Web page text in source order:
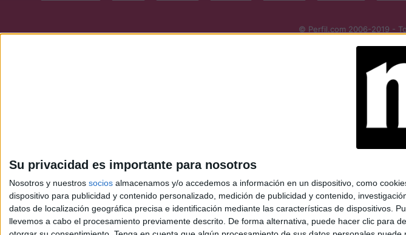
Su privacidad es importante para nosotros
Nosotros y nuestros socios almacenamos y/o accedemos a información en un dispositivo, como
dispositivo para publicidad y contenido personalizado, medición de publicidad y contenido,
datos de localización geográfica precisa e identificación mediante las características de dispositivos.
llevemos a cabo el procesamiento previamente descrito. De forma alternativa, puede hacer clic para
© Perfil.com 2006-2019 -
perfilcom@perfil.com|